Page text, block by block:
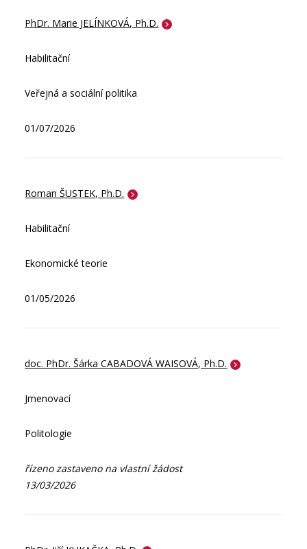
PhDr. Marie JELÍNKOVÁ, Ph.D.
Habilitační
Veřejná a sociální politika
01/07/2026
Roman ŠUSTEK, Ph.D.
Habilitační
Ekonomické teorie
01/05/2026
doc. PhDr. Šárka CABADOVÁ WAISOVÁ, Ph.D.
Jmenovací
Politologie
řízeno zastaveno na vlastní žádost
13/03/2026